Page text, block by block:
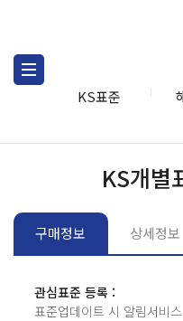
KS표준
KS개별
구매정보 상세정보
관심표준 등록 :
표준업데이트 시 알림서비스